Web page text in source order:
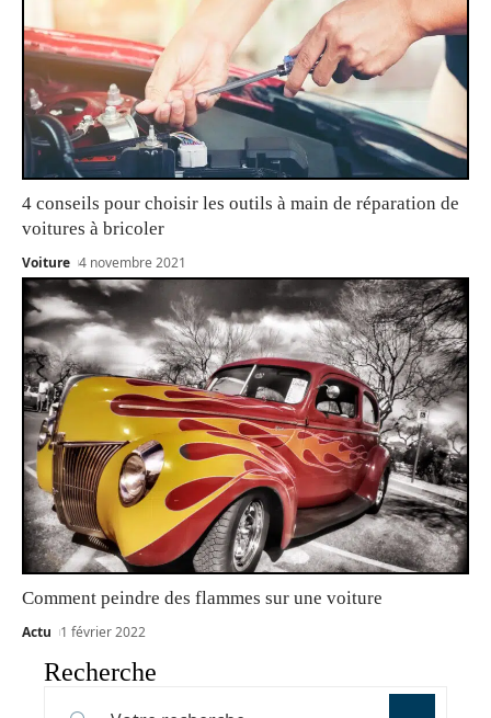
4 conseils pour choisir les outils à main de réparation de
voitures à bricoler
Voiture 4 novembre 2021
Comment peindre des flammes sur une voiture
Actu 1 février 2022
Recherche